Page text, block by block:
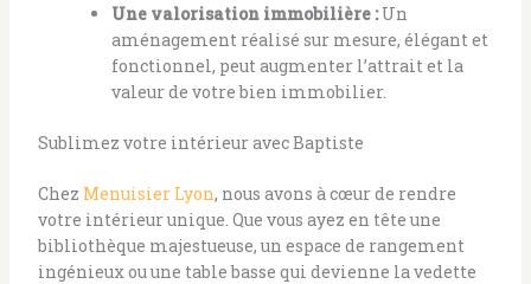
Une valorisation immobilière :Un
aménagement réalisé sur mesure, élégant et
fonctionnel, peut augmenter l’attrait et la
valeur de votre bien immobilier.
Sublimez votre intérieur avec Baptiste
Chez Menuisier Lyon, nous avons à cœur de rendre
votre intérieur unique. Que vous ayez en tête une
bibliothèque majestueuse, un espace de rangement
ingénieux ou une table basse qui devienne la vedette